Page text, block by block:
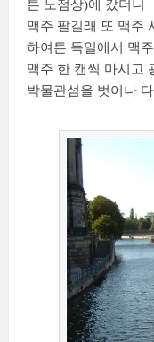
튼 노점상)에 갔더니
맥주 팔길래 또 맥주
하여튼 독일에서 맥
맥주 한 캔씩 마시고
박물관섬을 벗어나